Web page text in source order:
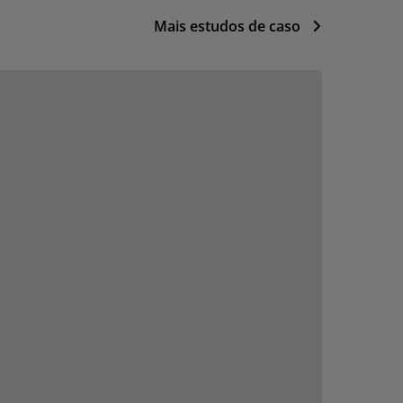
Mais estudos de caso